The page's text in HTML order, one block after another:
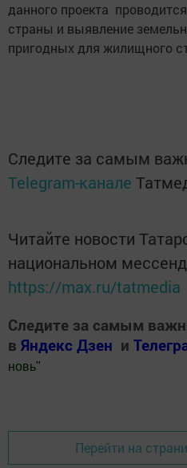
данного проекта
страны и выявление
пригодных для жилищного
Следите за самым
Telegram-канале
Читайте новости
национальном
https://max.ru/tatmedia
Следите за самым
в Яндекс Дзен и
новь"
Перейти на